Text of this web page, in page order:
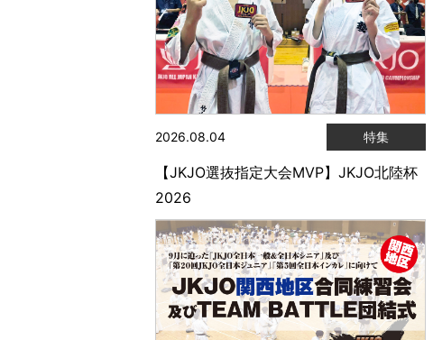
特集
2026.08.04
【JKJO選抜指定大会MVP】JKJO北陸杯
2026